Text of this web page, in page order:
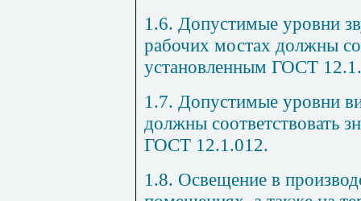
1.6. Допустимые уровни
рабочих мостах должны
установленным ГОСТ
1.7. Допустимые уровни
должны соответствовать
ГОСТ 12.1.012.
1.8. Освещение в